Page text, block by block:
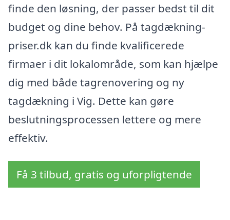
finde den løsning, der passer bedst til dit
budget og dine behov. På tagdækning-
priser.dk kan du finde kvalificerede
firmaer i dit lokalområde, som kan hjælpe
dig med både tagrenovering og ny
tagdækning i Vig. Dette kan gøre
beslutningsprocessen lettere og mere
effektiv.
Få 3 tilbud, gratis og uforpligtende